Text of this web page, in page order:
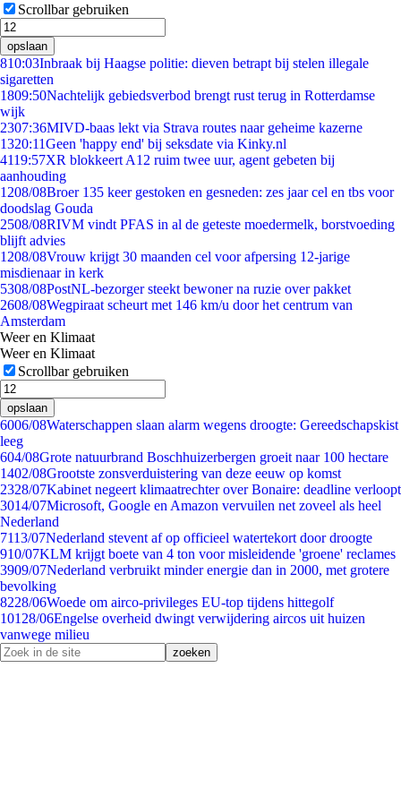
Scrollbar gebruiken
opslaan
810:03Inbraak bij Haagse politie: dieven betrapt bij stelen illegale
sigaretten
1809:50Nachtelijk gebiedsverbod brengt rust terug in Rotterdamse
wijk
2307:36MIVD-baas lekt via Strava routes naar geheime kazerne
1320:11Geen 'happy end' bij seksdate via Kinky.nl
4119:57XR blokkeert A12 ruim twee uur, agent gebeten bij
aanhouding
1208/08Broer 135 keer gestoken en gesneden: zes jaar cel en tbs voor
doodslag Gouda
2508/08RIVM vindt PFAS in al de geteste moedermelk, borstvoeding
blijft advies
1208/08Vrouw krijgt 30 maanden cel voor afpersing 12-jarige
misdienaar in kerk
5308/08PostNL-bezorger steekt bewoner na ruzie over pakket
2608/08Wegpiraat scheurt met 146 km/u door het centrum van
Amsterdam
Weer en Klimaat
Weer en Klimaat
Scrollbar gebruiken
opslaan
6006/08Waterschappen slaan alarm wegens droogte: Gereedschapskist
leeg
604/08Grote natuurbrand Boschhuizerbergen groeit naar 100 hectare
1402/08Grootste zonsverduistering van deze eeuw op komst
2328/07Kabinet negeert klimaatrechter over Bonaire: deadline verloopt
3014/07Microsoft, Google en Amazon vervuilen net zoveel als heel
Nederland
7113/07Nederland stevent af op officieel watertekort door droogte
910/07KLM krijgt boete van 4 ton voor misleidende 'groene' reclames
3909/07Nederland verbruikt minder energie dan in 2000, met grotere
bevolking
8228/06Woede om airco-privileges EU-top tijdens hittegolf
101 28/06Engelse overheid dwingt verwijdering aircos uit huizen
vanwege milieu